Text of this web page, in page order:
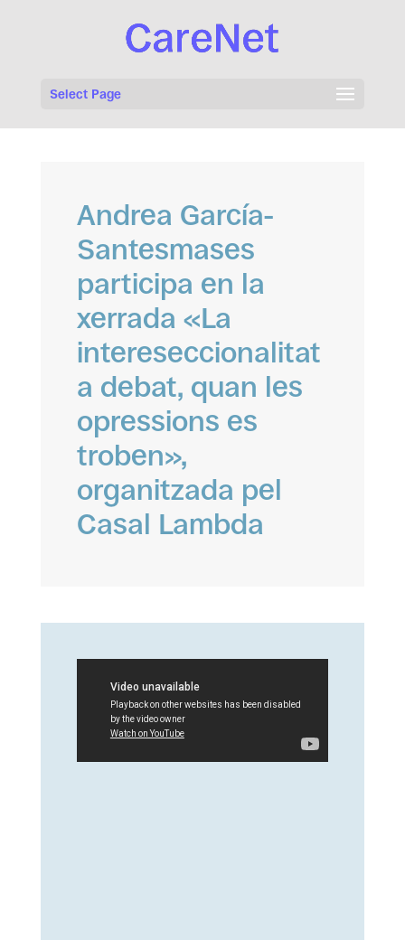
Select Page
Andrea García-
Santesmases
participa en la
xerrada «La
intereseccionalitat
a debat, quan les
opressions es
troben»,
organitzada pel
Casal Lambda